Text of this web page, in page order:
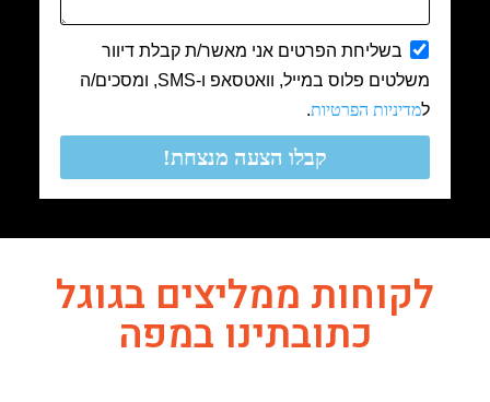
בשליחת הפרטים אני מאשר/ת קבלת דיוור
משלטים פלוס במייל, וואטסאפ ו-SMS, ומסכים/ה
למדיניות הפרטיות.
קבלו הצעה מנצחת!
לקוחות ממליצים בגוגל
כתובתינו במפה